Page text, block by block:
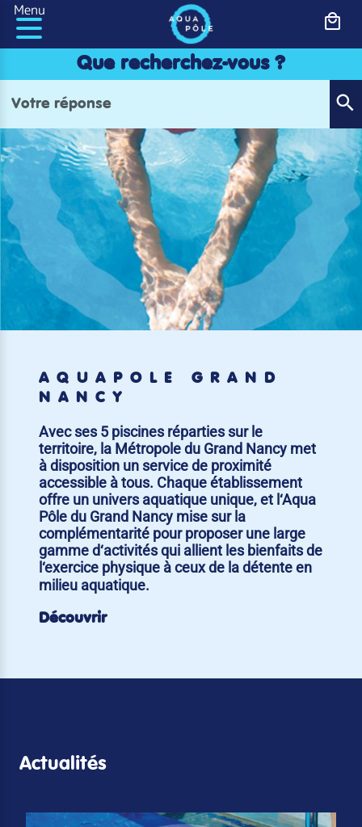
Panneau de gestion des cookies
Menu
Que recherchez-vous ?
AQUAPÔLE GRAND
NANCY
Avec ses 5 piscines réparties sur le
territoire, la Métropole du Grand Nancy met
à disposition un service de proximité
accessible à tous. Chaque établissement
offre un univers aquatique unique, et l‘Aqua
Pôle du Grand Nancy mise sur la
complémentarité pour proposer une large
gamme d‘activités qui allient les bienfaits de
l‘exercice physique à ceux de la détente en
milieu aquatique.
Découvrir
Actualités